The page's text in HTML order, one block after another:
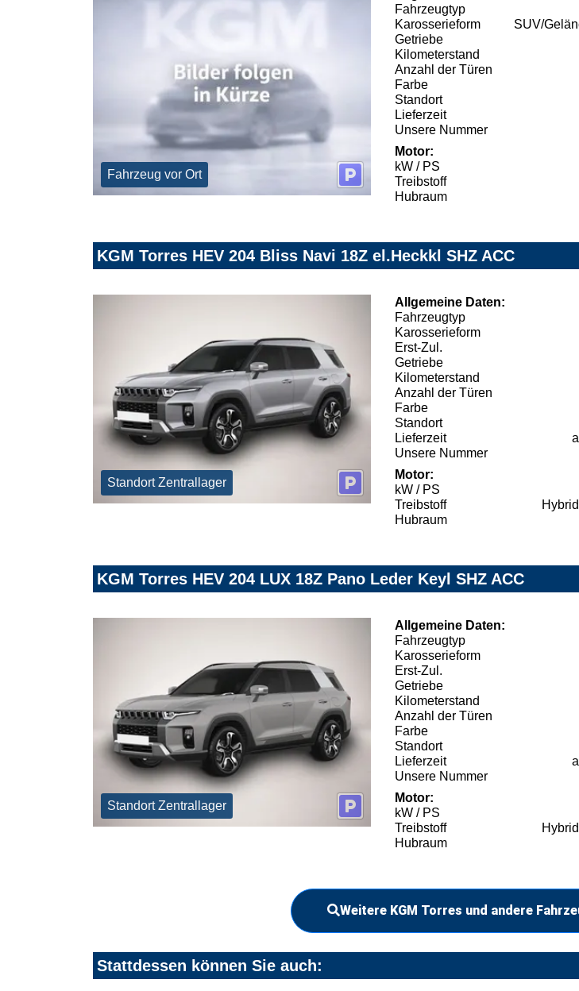
Fahrzeug vor Ort
Fahrzeugtyp
Karosserieform
SUV/
Getriebe
Kilometerstand
Anzahl der Türen
Farbe
Standort
Lieferzeit
Unsere Nummer
Motor:
kW / PS
Treibstoff
Hubraum
KGM Torres HEV 204 Bliss Navi 18Z el.Heckkl SHZ ACC
Standort Zentrallager
Allgemeine Daten:
Fahrzeugtyp
Karosserieform
Erst-Zul.
Getriebe
Kilometerstand
Anzahl der Türen
Farbe
Standort
Lieferzeit
Unsere Nummer
Motor:
kW / PS
Treibstoff
Hubraum
KGM Torres HEV 204 LUX 18Z Pano Leder Keyl SHZ ACC
Standort Zentrallager
Allgemeine Daten:
Fahrzeugtyp
Karosserieform
Erst-Zul.
Getriebe
Kilometerstand
Anzahl der Türen
Farbe
Standort
Lieferzeit
Unsere Nummer
Motor:
kW / PS
Treibstoff
Hubraum
Weitere KGM Torres und andere
Stattdessen können Sie auch: